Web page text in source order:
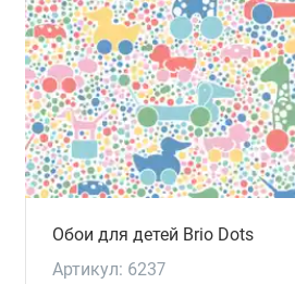
Обои для детей Brio Dots
Артикул: 6237